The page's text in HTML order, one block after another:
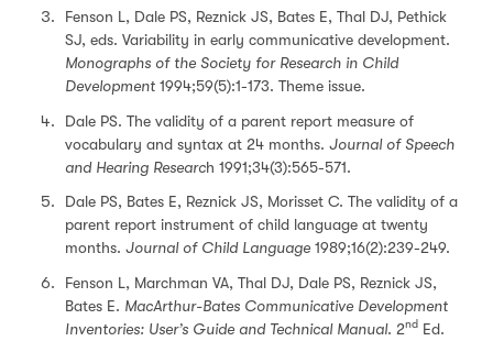
Fenson L, Dale PS, Reznick JS, Bates E, Thal DJ, Pethick
SJ, eds. Variability in early communicative development.
Monographs of the Society for Research in Child
Development 1994;59(5):1-173. Theme issue.
Dale PS. The validity of a parent report measure of
vocabulary and syntax at 24 months. Journal of Speech
and Hearing Research 1991;34(3):565-571.
Dale PS, Bates E, Reznick JS, Morisset C. The validity of a
parent report instrument of child language at twenty
months. Journal of Child Language 1989;16(2):239-249.
Fenson L, Marchman VA, Thal DJ, Dale PS, Reznick JS,
Bates E. MacArthur-Bates Communicative Development
Inventories: User’s Guide and Technical Manual. 2nd Ed.